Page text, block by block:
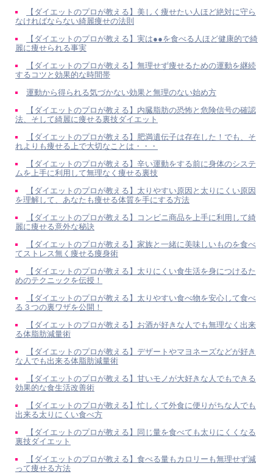
【ダイエットのプロが教える】美しく痩せたい人ほど絶対に守ら
なければならない綺麗痩せの法則
【ダイエットのプロが教える】実は●●を食べる人ほど健康的で綺
麗に痩せられる事実
【ダイエットのプロが教える】無理せず痩せるための運動を継続
するコツと効果的な時間帯
運動から得られる気づかない効果と無理のない始め方
【ダイエットのプロが教える】内臓脂肪の恐怖と危険信号の確認
法、そして綺麗に痩せる裏技ダイエット
【ダイエットのプロが教える】肥満遺伝子は存在した！でも、そ
れよりも痩せる上で大切なことは・・・
【ダイエットのプロが教える】辛い運動をする前に身体のシステ
ムを上手に利用して無理なく痩せる裏技
【ダイエットのプロが教える】太りやすい原因と太りにくい原因
を理解して、あなたも痩せる体質を手にする方法
【ダイエットのプロが教える】コンビニ商品を上手に利用して綺
麗に痩せる意外な秘訣
【ダイエットのプロが教える】家族と一緒に美味しいものを食べ
てストレス無く痩せる痩身術
【ダイエットのプロが教える】太りにくい食生活を身につけるた
めのテクニックを伝授！
【ダイエットのプロが教える】太りやすい食べ物を安心して食べ
る３つの裏ワザを公開！
【ダイエットのプロが教える】お酒が好きな人でも無理なく出来
る体脂肪減量術
【ダイエットのプロが教える】デザートやマヨネーズなどが好き
な人でも出来る体脂肪減量術
【ダイエットのプロが教える】甘いモノが大好きな人でもできる
効果的な食生活改善術
【ダイエットのプロが教える】忙しくて外食に便りがちな人でも
出来る太りにくい食べ方
【ダイエットのプロが教える】同じ量を食べても太りにくくなる
裏技ダイエット
【ダイエットのプロが教える】食べる量もカロリーも無理せず減
って痩せる方法